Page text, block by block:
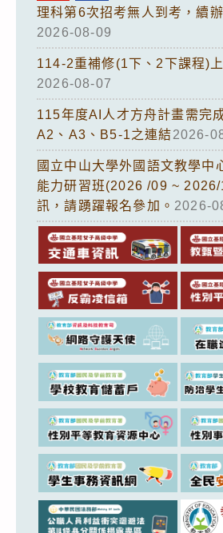
理科第6次招考無人到考，續
2026-08-09
114-2重補修(1下、2下課程)
2026-08-07
115年度AI人才方舟計畫需完
A2、A3、B5-1之連結2026-
國立中山大學外國語文教學中
能力研習班(2026 /09 ~ 2026/
訊，請踴躍報名參加。 2026-